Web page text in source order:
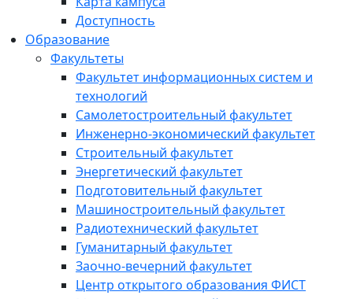
Доступность
Образование
Факультеты
Факультет информационных систем и
технологий
Самолетостроительный факультет
Инженерно-экономический факультет
Строительный факультет
Энергетический факультет
Подготовительный факультет
Машиностроительный факультет
Радиотехнический факультет
Гуманитарный факультет
Заочно-вечерний факультет
Центр открытого образования ФИСТ